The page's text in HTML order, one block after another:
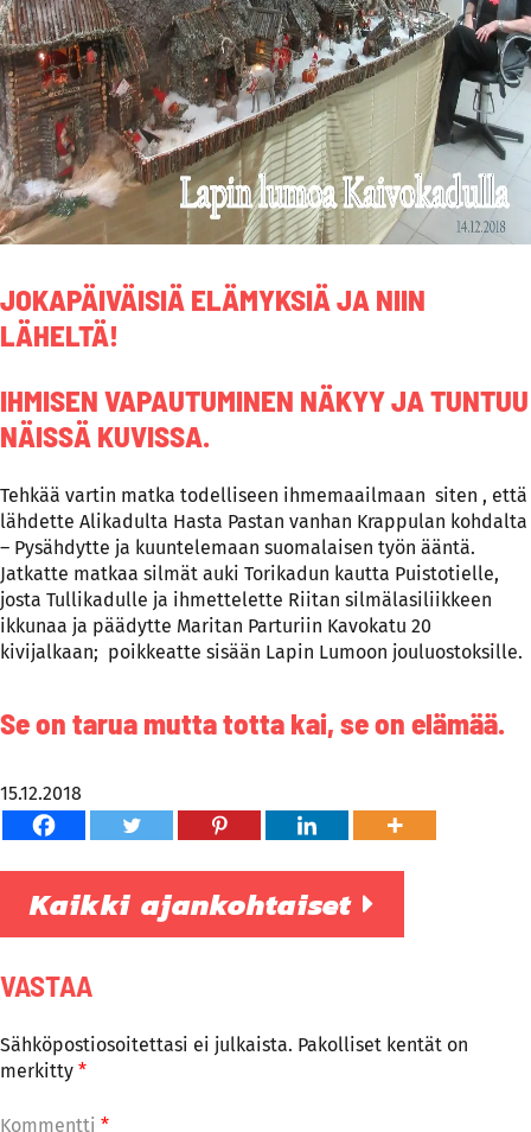
JOKAPÄIVÄISIÄ ELÄMYKSIÄ JA NIIN
LÄHELTÄ!
IHMISEN VAPAUTUMINEN NÄKYY JA TUNTUU
NÄISSÄ KUVISSA.
Tehkää vartin matka todelliseen ihmemaailmaan siten , että
lähdette Alikadulta Hasta Pastan vanhan Krappulan kohdalta
– Pysähdytte ja kuuntelemaan suomalaisen työn ääntä.
Jatkatte matkaa silmät auki Torikadun kautta Puistotielle,
josta Tullikadulle ja ihmettelette Riitan silmälasiliikkeen
ikkunaa ja päädytte Maritan Parturiin Kavokatu 20
kivijalkaan; poikkeatte sisään Lapin Lumoon jouluostoksille.
Se on tarua mutta totta kai, se on elämää.
15.12.2018
Kaikki ajankohtaiset
VASTAA
Sähköpostiosoitettasi ei julkaista. Pakolliset kentät on
merkitty *
Kommentti *